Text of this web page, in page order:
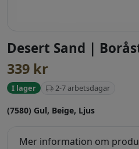
Desert Sand |
339 kr
I lager 2-7 arbetsdagar
(7580) Gul, Beige, Ljus
Mer information om